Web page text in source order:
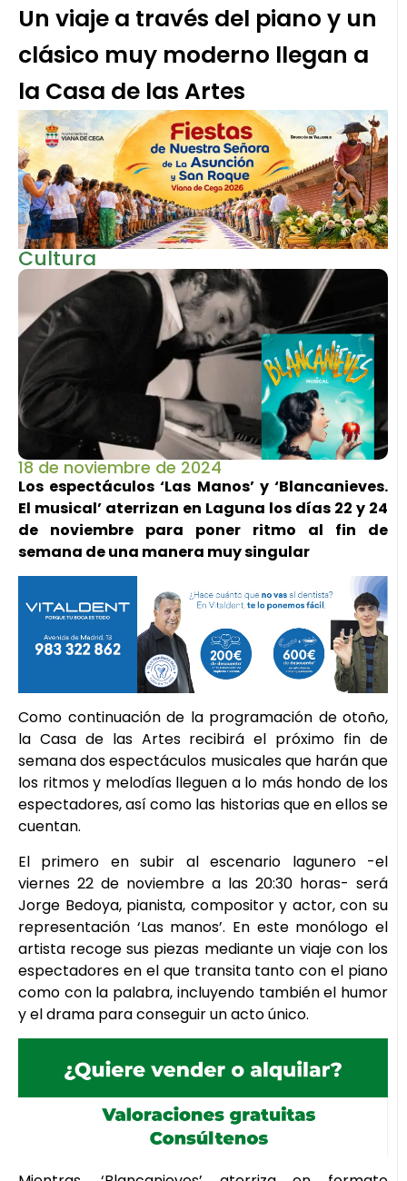
Un viaje a través del piano y un
clásico muy moderno llegan a
la Casa de las Artes
Cultura
18 de noviembre de 2024
Los espectáculos ‘Las Manos’ y ‘Blancanieves.
El musical’ aterrizan en Laguna los días 22 y 24
de noviembre para poner ritmo al fin de
semana de una manera muy singular
Como continuación de la programación de otoño,
la Casa de las Artes recibirá el próximo fin de
semana dos espectáculos musicales que harán que
los ritmos y melodías lleguen a lo más hondo de los
espectadores, así como las historias que en ellos se
cuentan.
El primero en subir al escenario lagunero -el
viernes 22 de noviembre a las 20:30 horas- será
Jorge Bedoya, pianista, compositor y actor, con su
representación ‘Las manos’. En este monólogo el
artista recoge sus piezas mediante un viaje con los
espectadores en el que transita tanto con el piano
como con la palabra, incluyendo también el humor
y el drama para conseguir un acto único.